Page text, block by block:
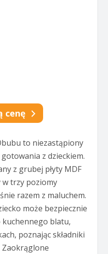
cenę
to niezastąpiony
z dzieckiem.
z grubej płyty MDF
w trzy poziomy
razem z maluchem.
może bezpiecznie
kuchennego blatu,
poznając składniki
Zaokrąglone